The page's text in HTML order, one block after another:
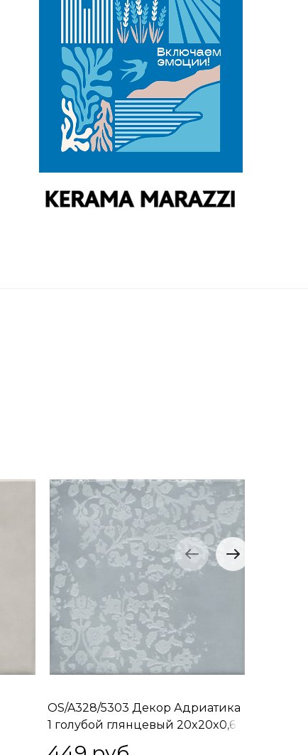
OS/A328/5303 Декор Адриатика
1 голубой глянцевый 20x20x0,69